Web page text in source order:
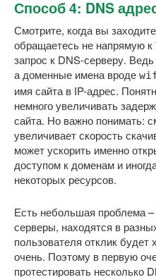
Способ 4: DNS
Смотрите, когда вы
обращаетесь не напрямую к
запрос к DNS-серверу.
а доменные имена вроде
имя сайта в IP-адрес.
немного увеличивать
сайта. Но важно понимать:
увеличивает скорость
может ускорить именно
доступом к доменам и
некоторых ресурсов.
Есть небольшая проблема
серверы, находятся в
пользователя отклик
очень. Поэтому в первую
протестировать несколько